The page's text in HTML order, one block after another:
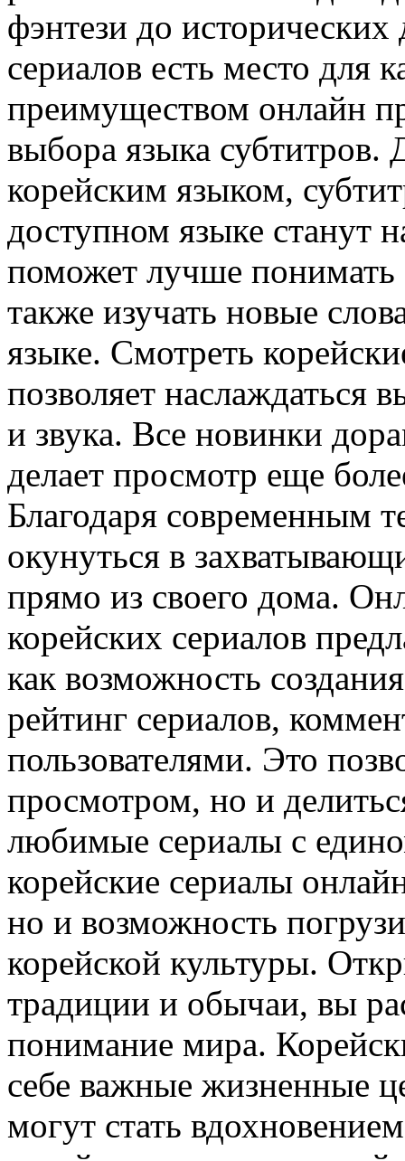
фэнтези до
сериалов есть место для
преимуществом онлайн
выбора языка субтитров.
корейским языком,
доступном языке станут
поможет лучше понимать
также изучать новые
языке. Смотреть
позволяет наслаждаться
и звука. Все новинки
делает просмотр еще
Благодаря современным
окунуться в
прямо из своего дома.
корейских сериалов
как возможность
рейтинг сериалов,
пользователями. Это
просмотром, но и
любимые сериалы с
корейские сериалы
но и возможность
корейской культуры.
традиции и обычаи, вы
понимание мира.
себе важные жизненные
могут стать